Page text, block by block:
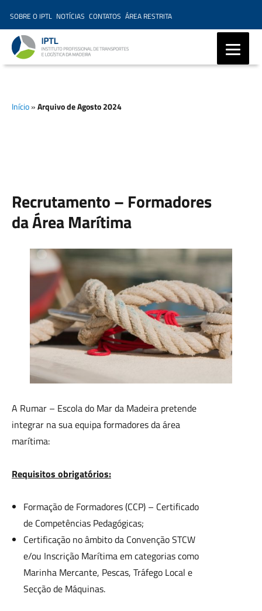
SOBRE O IPTL NOTÍCIAS CONTATOS ÁREA RESTRITA
Madeira, Ensino Profissional,
Início»Arquivo de Agosto 2024
Recrutamento – Formadores
da Área Marítima
A Rumar – Escola do Mar da Madeira pretende
integrar na sua equipa formadores da área
marítima:
Requisitos obrigatórios:
Formação de Formadores (CCP) – Certificado
de Competências Pedagógicas;
Certificação no âmbito da Convenção STCW
e/ou Inscrição Marítima em categorias como
Marinha Mercante, Pescas, Tráfego Local e
Secção de Máquinas.